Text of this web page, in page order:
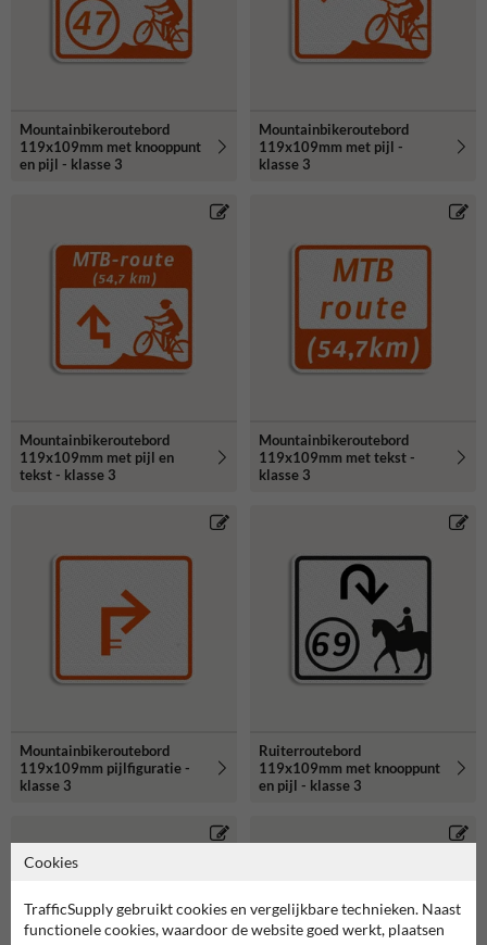
Mountainbikeroutebord
119x109mm met knooppunt
en pijl - klasse 3
Mountainbikeroutebord
119x109mm met pijl -
klasse 3
Mountainbikeroutebord
119x109mm met pijl en
tekst - klasse 3
Mountainbikeroutebord
119x109mm met tekst -
klasse 3
Mountainbikeroutebord
119x109mm pijlfiguratie -
klasse 3
Ruiterroutebord
119x109mm met knooppunt
en pijl - klasse 3
Cookies
TrafficSupply gebruikt cookies en vergelijkbare technieken. Naast
functionele cookies, waardoor de website goed werkt, plaatsen